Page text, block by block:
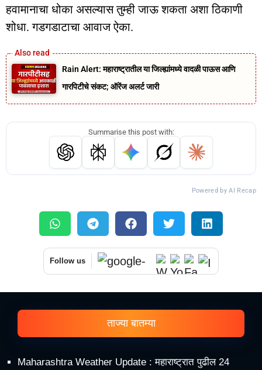
हवामानाचा धोका असल्यास तुम्ही जाऊ शकता अशा ठिकाणी
शोधा. गडगडाटाचा आवाज ऐका.
Rain Alert: महाराष्ट्रातील या जिल्ह्यांमध्ये वादळी पाऊस आणि
गारपिटीचे संकट; ऑरेंज अलर्ट जारी
Summarise this post with:
Powered by AI Recap
Follow us
ताज्या बातम्या
Maharashtra Weather Update : महाराष्ट्रात पुढील 24